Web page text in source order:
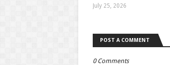
July 25, 2026
POST A COMMENT
0 Comments